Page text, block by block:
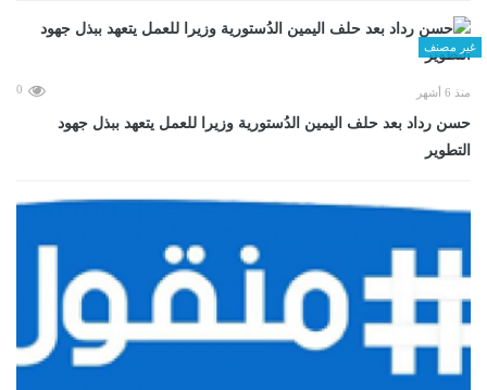
غير مصنف
منذ 6 أشهر 0
حسن رداد بعد حلف اليمين الدُستورية وزيرا للعمل يتعهد ببذل جهود
التطوير